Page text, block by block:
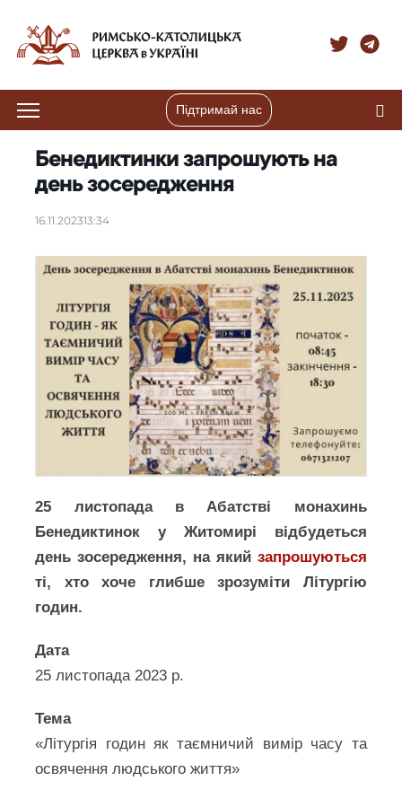
Підтримай нас
Бенедиктинки запрошують на
день зосередження
16.11.202313:34
25 листопада в Абатстві монахинь
Бенедиктинок у Житомирі відбудеться
день зосередження, на який запрошуються
ті, хто хоче глибше зрозуміти Літургію
годин.
Дата
25 листопада 2023 р.
Тема
«Літургія годин як таємничий вимір часу та
освячення людського життя»